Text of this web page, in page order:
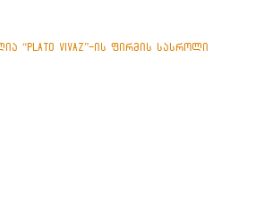
“PLATO VIVAZ”-ის ფირმის სასროლი